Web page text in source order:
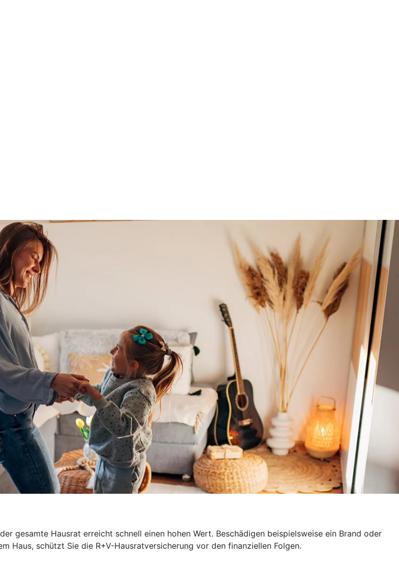
gesamte Hausrat erreicht schnell einen hohen Wert. Beschädigen beispielsweise ein Brand oder
Haus, schützt Sie die R+V-Hausratversicherung vor den finanziellen Folgen.